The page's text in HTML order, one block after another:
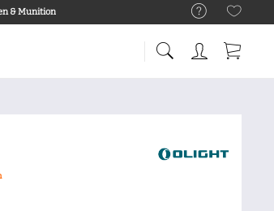
& Munition